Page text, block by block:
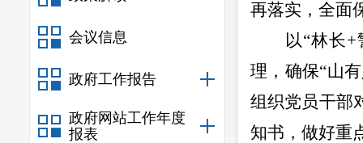
会议信息
政府工作报告
政府网站工作年度
报表
再落实，全面
以“林长+
理，确保“山
组织党员干部
知书，做好重